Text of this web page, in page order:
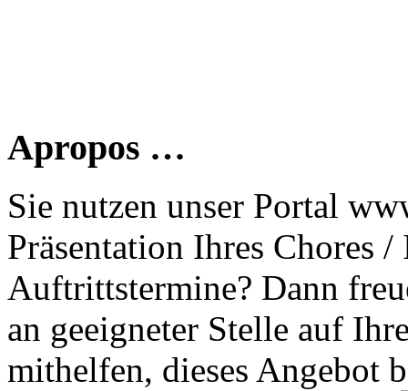
Apropos …
Sie nutzen unser Portal
Präsentation Ihres Chores
Auftrittstermine? Dann
an geeigneter Stelle auf
mithelfen, dieses Angebot